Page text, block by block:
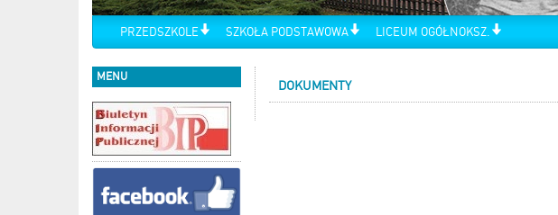
PRZEDSZKOLE SZKOŁA PODSTAWOWA LICEUM OGÓŁNOKSZ.
MENU
DOKUMENTY